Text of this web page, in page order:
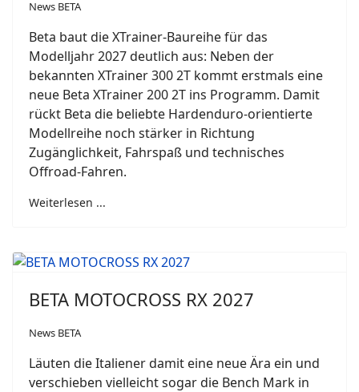
News BETA
Beta baut die XTrainer-Baureihe für das
Modelljahr 2027 deutlich aus: Neben der
bekannten XTrainer 300 2T kommt erstmals eine
neue Beta XTrainer 200 2T ins Programm. Damit
rückt Beta die beliebte Hardenduro-orientierte
Modellreihe noch stärker in Richtung
Zugänglichkeit, Fahrspaß und technisches
Offroad-Fahren.
Weiterlesen ...
BETA MOTOCROSS RX 2027
News BETA
Läuten die Italiener damit eine neue Ära ein und
verschieben vielleicht sogar die Bench Mark in